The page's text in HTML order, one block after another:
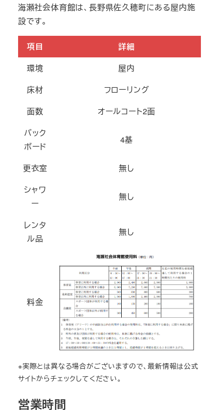
海瀬社会体育館は、長野県佐久穂町にある屋内施
設です。
項目
詳細
環境
屋内
床材
フローリング
面数
オールコート2面
バック
ボード
4基
更衣室
無し
シャワ
ー
無し
レンタ
ル品
無し
料金
※実際とは異なる場合がございますので、最新情報は公式
サイトからチェックしてください。
営業時間